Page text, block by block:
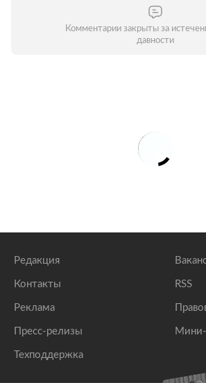
Комментарии закрыты за
давности
Редакция
Контакты
Реклама
Пресс-релизы
Техподдержка
RSS